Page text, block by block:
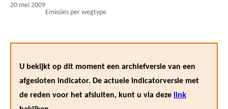
20 mei 2009
Emissies per wegtype
U bekijkt op dit moment een archiefversie van een
afgesloten indicator. De actuele indicatorversie met
de reden voor het afsluiten, kunt u via deze link